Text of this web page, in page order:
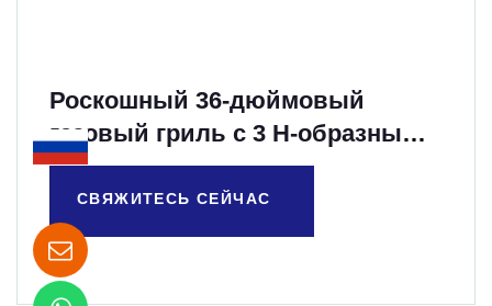
Роскошный 36-дюймовый
газовый гриль с 3 H-образными
литыми горелками
СВЯЖИТЕСЬ СЕЙЧАС